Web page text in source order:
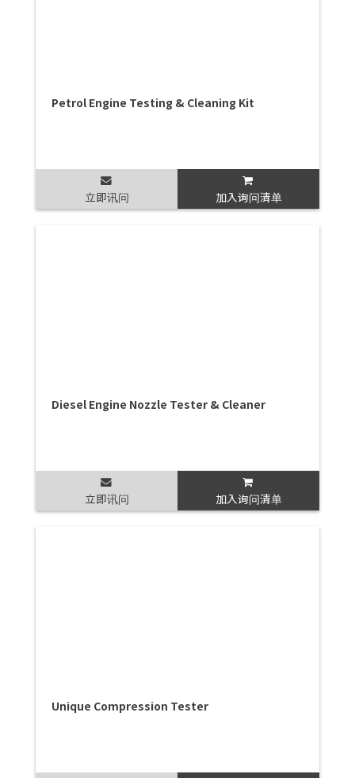
Petrol Engine Testing & Cleaning Kit
立即讯问 加入询问清单
Diesel Engine Nozzle Tester & Cleaner
立即讯问 加入询问清单
Unique Compression Tester